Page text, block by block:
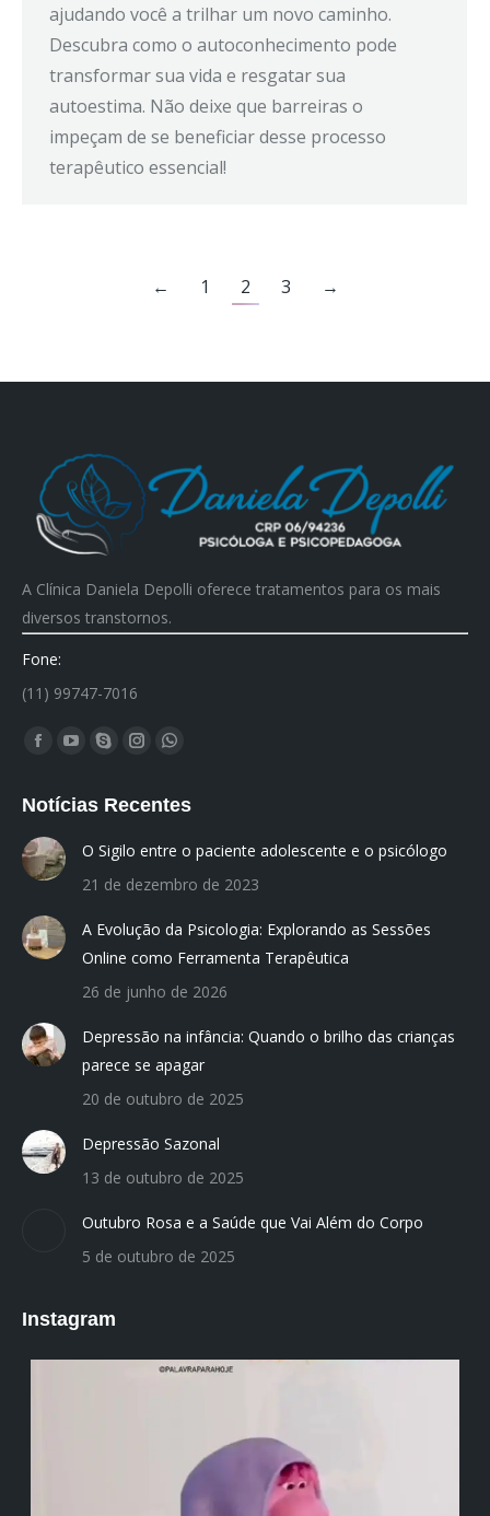
ajudando você a trilhar um novo caminho.
Descubra como o autoconhecimento pode
transformar sua vida e resgatar sua
autoestima. Não deixe que barreiras o
impeçam de se beneficiar desse processo
terapêutico essencial!
← 1 2 3 →
A Clínica Daniela Depolli oferece tratamentos para os mais
diversos transtornos.
Fone:
(11) 99747-7016
Encontre-nos em:
Facebook
opens
in
new
window
YouTube
opens
window
Skype
opens
new
window
Instagram
opens
window
Whatsapp
opens
new
window
Notícias Recentes
O Sigilo entre o paciente adolescente e o psicólogo
21 de dezembro de 2023
A Evolução da Psicologia: Explorando as Sessões
Online como Ferramenta Terapêutica
26 de junho de 2026
Depressão na infância: Quando o brilho das crianças
parece se apagar
20 de outubro de 2025
Depressão Sazonal
13 de outubro de 2025
Outubro Rosa e a Saúde que Vai Além do Corpo
5 de outubro de 2025
Instagram